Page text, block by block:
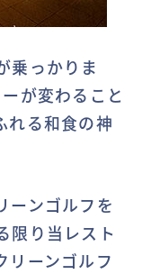
乗っかりま
が変わること
れる和食の神
ーンゴルフを
限り当レスト
リーンゴルフ